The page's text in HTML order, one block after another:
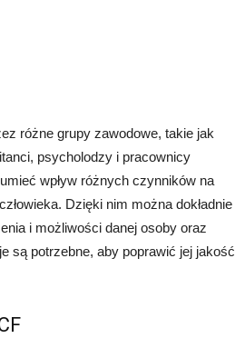
różne grupy zawodowe, takie jak
psycholodzy i pracownicy
wpływ różnych czynników na
Dzięki nim można dokładnie
i możliwości danej osoby oraz
są potrzebne, aby poprawić jej jakość